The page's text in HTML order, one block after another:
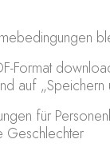
Format
auf „Speichern
für
Geschlechter